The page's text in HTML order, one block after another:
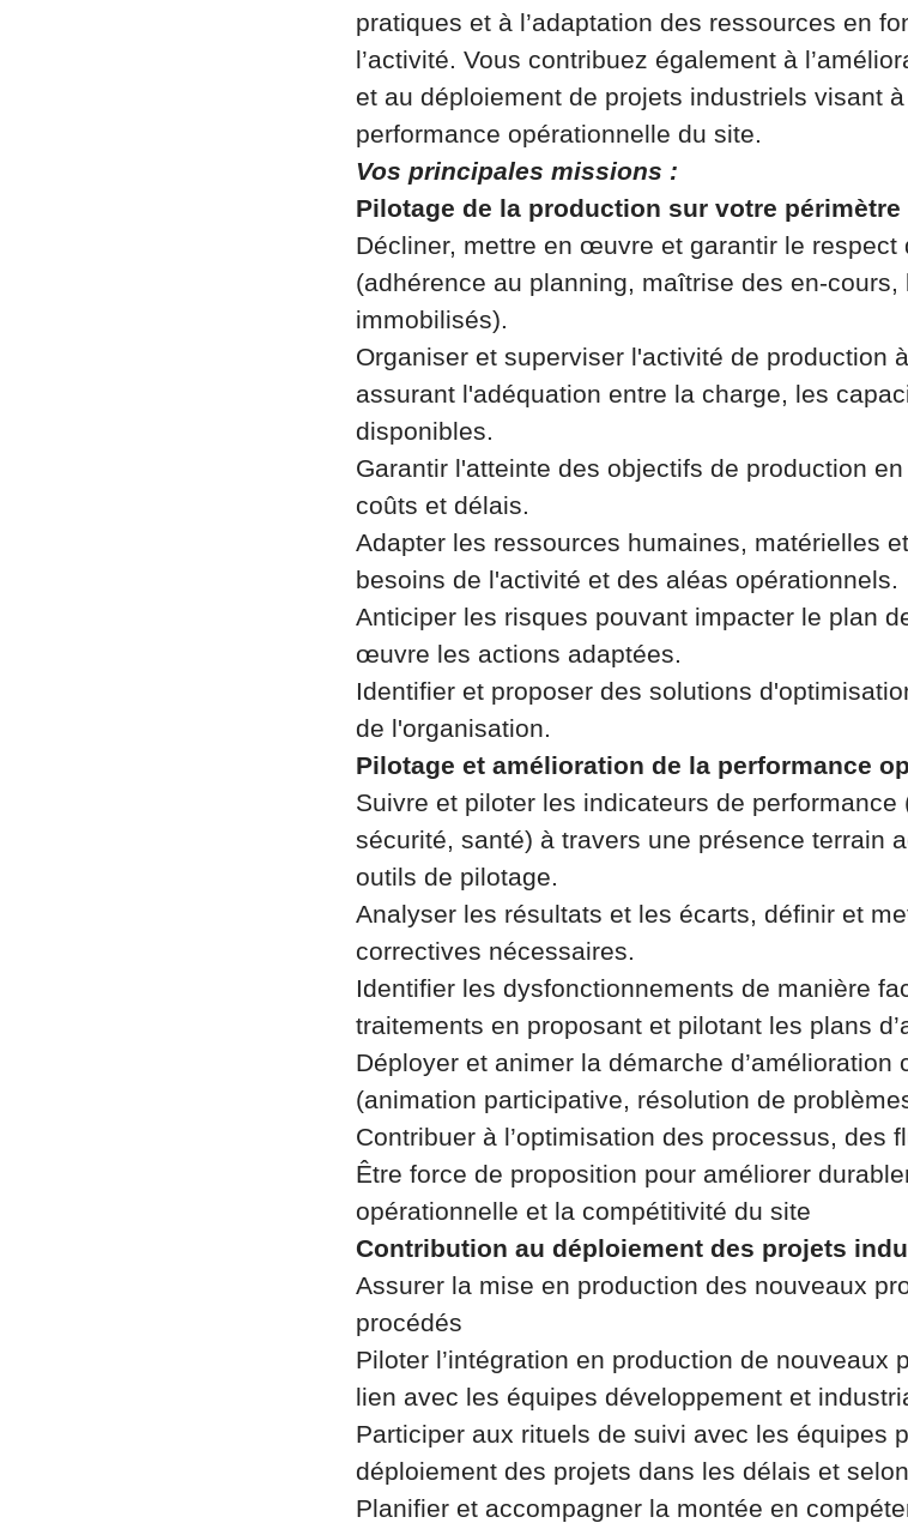
pratiques et à l’adaptation des ressources en
l’activité. Vous contribuez également à
et au déploiement de projets industriels visant
performance opérationnelle du site.
Vos principales missions :
Pilotage de la production sur votre périmètre
Décliner, mettre en œuvre et garantir le respect
(adhérence au planning, maîtrise des en-cours,
immobilisés).
Organiser et superviser l'activité de production
assurant l'adéquation entre la charge, les
disponibles.
Garantir l'atteinte des objectifs de production
coûts et délais.
Adapter les ressources humaines, matérielles
besoins de l'activité et des aléas opérationnels.
Anticiper les risques pouvant impacter le plan
œuvre les actions adaptées.
Identifier et proposer des solutions
de l'organisation.
Pilotage et amélioration de la performance
Suivre et piloter les indicateurs de performance
sécurité, santé) à travers une présence terrain
outils de pilotage.
Analyser les résultats et les écarts, définir et
correctives nécessaires.
Identifier les dysfonctionnements de manière
traitements en proposant et pilotant les plans
Déployer et animer la démarche d’amélioration
(animation participative, résolution de
Contribuer à l’optimisation des processus, des
Être force de proposition pour améliorer
opérationnelle et la compétitivité du site
Contribution au déploiement des projets
Assurer la mise en production des nouveaux
procédés
Piloter l’intégration en production de nouveaux
lien avec les équipes développement et
Participer aux rituels de suivi avec les équipes
déploiement des projets dans les délais et
Planifier et accompagner la montée en